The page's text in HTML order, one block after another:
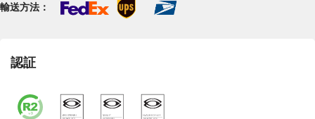
輸送方法：
認証